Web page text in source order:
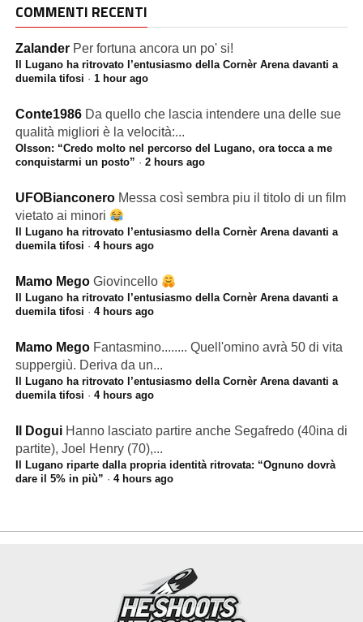
COMMENTI RECENTI
Zalander Per fortuna ancora un po' si!
Il Lugano ha ritrovato l’entusiasmo della Cornèr Arena davanti a
duemila tifosi · 1 hour ago
Conte1986 Da quello che lascia intendere una delle sue
qualità migliori è la velocità:...
Olsson: “Credo molto nel percorso del Lugano, ora tocca a me
conquistarmi un posto” · 2 hours ago
UFOBianconero Messa così sembra piu il titolo di un film
vietato ai minori
Il Lugano ha ritrovato l’entusiasmo della Cornèr Arena davanti a
duemila tifosi · 4 hours ago
Mamo Mego Giovincello
Il Lugano ha ritrovato l’entusiasmo della Cornèr Arena davanti a
duemila tifosi · 4 hours ago
Mamo Mego Fantasmino........ Quell'omino avrà 50 di vita
suppergiù. Deriva da un...
Il Lugano ha ritrovato l’entusiasmo della Cornèr Arena davanti a
duemila tifosi · 4 hours ago
Il Dogui Hanno lasciato partire anche Segafredo (40ina di
partite), Joel Henry (70),...
Il Lugano riparte dalla propria identità ritrovata: “Ognuno dovrà
dare il 5% in più” · 4 hours ago